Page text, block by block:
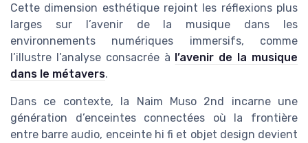
Cette dimension esthétique rejoint les réflexions plus
larges sur l’avenir de la musique dans les
environnements numériques immersifs, comme
l’illustre l’analyse consacrée à l’avenir de la musique
dans le métavers.
Dans ce contexte, la Naim Muso 2nd incarne une
génération d’enceintes connectées où la frontière
entre barre audio, enceinte hi fi et objet design devient